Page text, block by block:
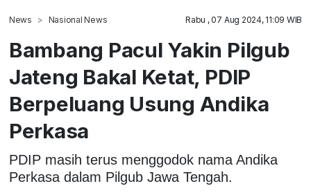
News Nasional News Rabu , 07 Aug 2024, 11:09 WIB
Bambang Pacul Yakin Pilgub
Jateng Bakal Ketat, PDIP
Berpeluang Usung Andika
Perkasa
PDIP masih terus menggodok nama Andika
Perkasa dalam Pilgub Jawa Tengah.